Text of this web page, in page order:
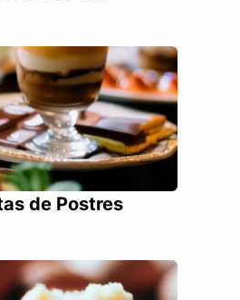
de Postres